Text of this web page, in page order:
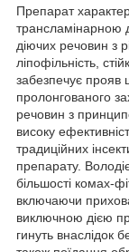
Препарат
трансламінарною
діючих речовин з
ліпофільність,
забезпечує прояв
пролонгованого
речовин з
високу
традиційних
препарату.
більшості комах-
включаючи
виключною дією
гинуть внаслідок